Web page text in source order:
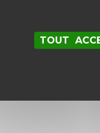
e-mail et
TOUT